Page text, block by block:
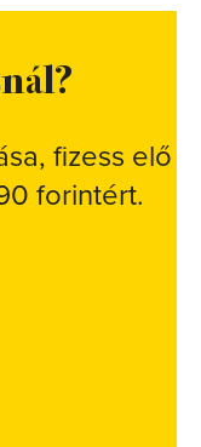
fizess elő
forintért.